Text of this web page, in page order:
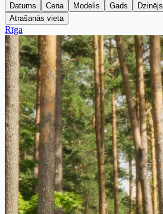
Datums Cena Modelis Gads Dzinējs
Atrašanās vieta
Rīga